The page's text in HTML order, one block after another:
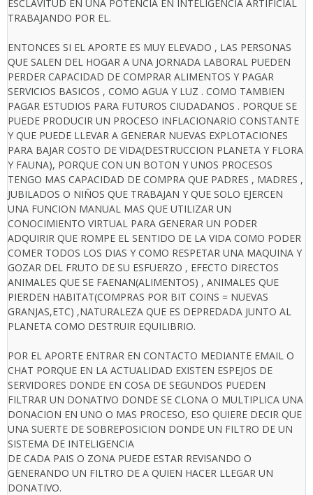
ESCLAVITUD EN UNA POTENCIA EN INTELIGENCIA ARTIFICIAL
TRABAJANDO POR EL.
ENTONCES SI EL APORTE ES MUY ELEVADO , LAS PERSONAS
QUE SALEN DEL HOGAR A UNA JORNADA LABORAL PUEDEN
PERDER CAPACIDAD DE COMPRAR ALIMENTOS Y PAGAR
SERVICIOS BASICOS , COMO AGUA Y LUZ . COMO TAMBIEN
PAGAR ESTUDIOS PARA FUTUROS CIUDADANOS . PORQUE SE
PUEDE PRODUCIR UN PROCESO INFLACIONARIO CONSTANTE
Y QUE PUEDE LLEVAR A GENERAR NUEVAS EXPLOTACIONES
PARA BAJAR COSTO DE VIDA(DESTRUCCION PLANETA Y FLORA
Y FAUNA), PORQUE CON UN BOTON Y UNOS PROCESOS
TENGO MAS CAPACIDAD DE COMPRA QUE PADRES , MADRES ,
JUBILADOS O NIÑOS QUE TRABAJAN Y QUE SOLO EJERCEN
UNA FUNCION MANUAL MAS QUE UTILIZAR UN
CONOCIMIENTO VIRTUAL PARA GENERAR UN PODER
ADQUIRIR QUE ROMPE EL SENTIDO DE LA VIDA COMO PODER
COMER TODOS LOS DIAS Y COMO RESPETAR UNA MAQUINA Y
GOZAR DEL FRUTO DE SU ESFUERZO , EFECTO DIRECTOS
ANIMALES QUE SE FAENAN(ALIMENTOS) , ANIMALES QUE
PIERDEN HABITAT(COMPRAS POR BIT COINS = NUEVAS
GRANJAS,ETC) ,NATURALEZA QUE ES DEPREDADA JUNTO AL
PLANETA COMO DESTRUIR EQUILIBRIO.
POR EL APORTE ENTRAR EN CONTACTO MEDIANTE EMAIL O
CHAT PORQUE EN LA ACTUALIDAD EXISTEN ESPEJOS DE
SERVIDORES DONDE EN COSA DE SEGUNDOS PUEDEN
FILTRAR UN DONATIVO DONDE SE CLONA O MULTIPLICA UNA
DONACION EN UNO O MAS PROCESO, ESO QUIERE DECIR QUE
UNA SUERTE DE SOBREPOSICION DONDE UN FILTRO DE UN
SISTEMA DE INTELIGENCIA
DE CADA PAIS O ZONA PUEDE ESTAR REVISANDO O
GENERANDO UN FILTRO DE A QUIEN HACER LLEGAR UN
DONATIVO.